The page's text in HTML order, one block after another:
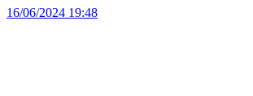
16/06/2024 19:48